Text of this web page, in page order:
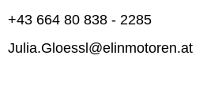
+43 664 80 838 - 2285
Julia.Gloessl@elinmotoren.at